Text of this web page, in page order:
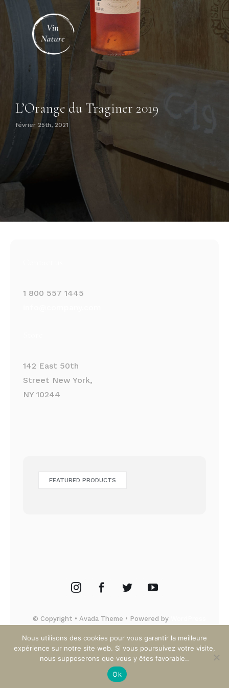
Collioure Rouge
Nos Coffrets assortis
Vendu uniquement au Caveau
Salons & Évènements
Mon Compte
Username:
Password:
Se souvenir de moi
créer mon compte
Mon Panier
L’Orange du Traginer 2019
février 25th, 2021
1 800 557 1445
142 East 50th
Street New York,
NY 10244
FEATURED PRODUCTS
© Copyright • Avada Theme • Powered by
Nous utilisons des cookies pour vous garantir la meilleure
expérience sur notre site web. Si vous poursuivez votre visite,
nous supposerons que vous y êtes favorable..
Ok